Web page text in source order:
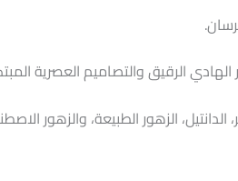
الرقيق والتصاميم العصرية
الزهور الطبيعة، والزهور